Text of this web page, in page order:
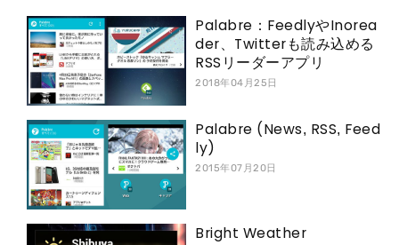
Palabre：FeedlyやInorea
der、Twitterも読み込める
RSSリーダーアプリ
2018年04月25日
Palabre (News, RSS, Feed
ly)
2015年07月20日
Bright Weather